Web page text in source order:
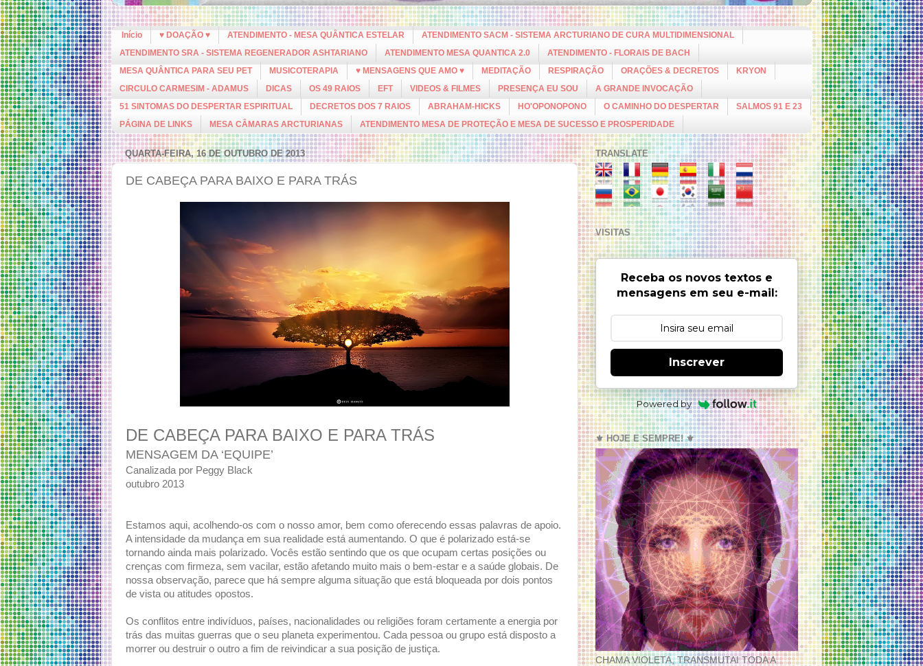
Início ♥ DOAÇÃO ♥ ATENDIMENTO - MESA QUÂNTICA ESTELAR
ATENDIMENTO SACM - SISTEMA ARCTURIANO DE CURA MULTIDIMENSIONAL
ATENDIMENTO SRA - SISTEMA REGENERADOR ASHTARIANO
ATENDIMENTO MESA QUANTICA 2.0
ATENDIMENTO - FLORAIS DE BACH
MESA QUÂNTICA PARA SEU PET
MUSICOTERAPIA ♥ MENSAGENS QUE AMO ♥ MEDITAÇÃO RESPIRAÇÃO ORAÇÕES & DECRETOS
KRYON
CIRCULO CARMESIM - ADAMUS
DICAS OS 49 RAIOS EFT VIDEOS & FILMES PRESENÇA EU SOU
A GRANDE INVOCAÇÃO
51 SINTOMAS DO DESPERTAR ESPIRITUAL
DECRETOS DOS 7 RAIOS ABRAHAM-HICKS HO'OPONOPONO O CAMINHO DO DESPERTAR
SALMOS 91 E 23
PÁGINA DE LINKS
MESA CÂMARAS ARCTURIANAS ATENDIMENTO MESA DE PROTEÇÃO E MESA DE SUCESSO E PROSPERIDADE
QUARTA-FEIRA, 16 DE OUTUBRO DE 2013
DE CABEÇA PARA BAIXO E PARA TRÁS
DE CABEÇA PARA BAIXO E PARA TRÁS
MENSAGEM DA ‘EQUIPE’
Canalizada por Peggy Black
outubro 2013
Estamos aqui, acolhendo-os com o nosso amor, bem como oferecendo essas palavras de apoio.
A intensidade da mudança em sua realidade está aumentando. O que é polarizado está-se
tornando ainda mais polarizado. Vocês estão sentindo que os que ocupam certas posições ou
crenças com firmeza, sem vacilar, estão afetando muito mais o bem-estar e a saúde globais. De
nossa observação, parece que há sempre alguma situação que está bloqueada por dois pontos
de vista ou atitudes opostos.
Os conflitos entre indivíduos, países, nacionalidades ou religiões foram certamente a energia por
trás das muitas guerras que o seu planeta experimentou. Cada pessoa ou grupo está disposto a
morrer ou destruir o outro a fim de reivindicar a sua posição de justiça.
TRANSLATE
VISITAS
Receba os novos textos e
mensagens em seu e-mail:
Inscrever
Powered by
⚜️ HOJE E SEMPRE! ⚜️
CHAMA VIOLETA, TRANSMUTAI TODA A